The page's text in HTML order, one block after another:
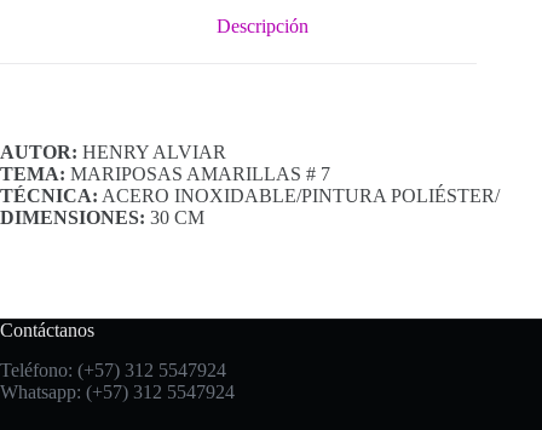
Descripción
AUTOR: HENRY ALVIAR
TEMA: MARIPOSAS AMARILLAS # 7
TÉCNICA: ACERO INOXIDABLE/PINTURA POLIÉSTER/
DIMENSIONES: 30 CM
Contáctanos
Teléfono: (+57) 312 5547924
Whatsapp: (+57) 312 5547924